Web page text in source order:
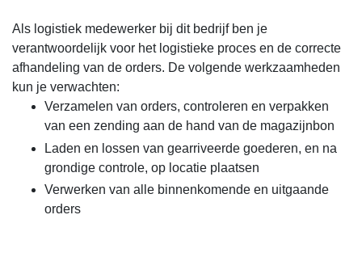
Als logistiek medewerker bij dit bedrijf ben je
verantwoordelijk voor het logistieke proces en de correcte
afhandeling van de orders. De volgende werkzaamheden
kun je verwachten:
Verzamelen van orders, controleren en verpakken
van een zending aan de hand van de magazijnbon
Laden en lossen van gearriveerde goederen, en na
grondige controle, op locatie plaatsen
Verwerken van alle binnenkomende en uitgaande
orders